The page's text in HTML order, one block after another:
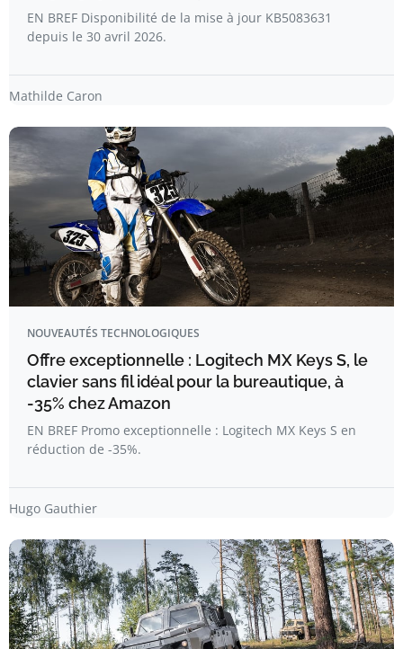
EN BREF Disponibilité de la mise à jour KB5083631
depuis le 30 avril 2026.
Mathilde Caron
NOUVEAUTÉS TECHNOLOGIQUES
Offre exceptionnelle : Logitech MX Keys S, le
clavier sans fil idéal pour la bureautique, à
-35% chez Amazon
EN BREF Promo exceptionnelle : Logitech MX Keys S en
réduction de -35%.
Hugo Gauthier